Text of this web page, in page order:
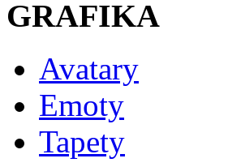
GRAFIKA
Avatary
Emoty
Tapety